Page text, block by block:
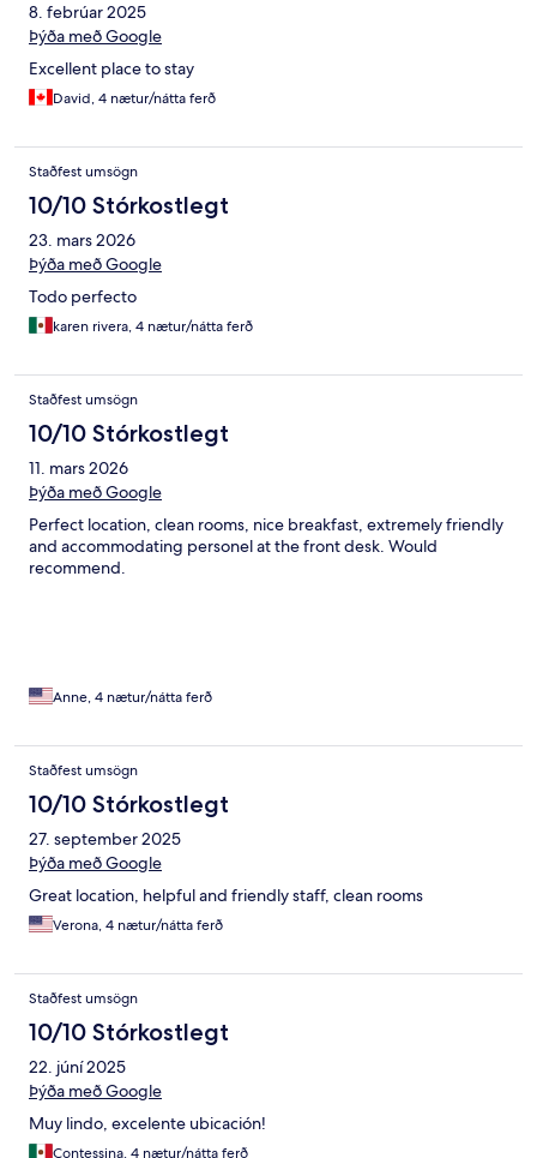
8. febrúar 2025
Þýða með Google
Excellent place to stay
David, 4 nætur/nátta ferð
Staðfest umsögn
10/10 Stórkostlegt
23. mars 2026
Þýða með Google
Todo perfecto
karen rivera, 4 nætur/nátta ferð
Staðfest umsögn
10/10 Stórkostlegt
11. mars 2026
Þýða með Google
Perfect location, clean rooms, nice breakfast, extremely friendly
and accommodating personel at the front desk. Would
recommend.
Anne, 4 nætur/nátta ferð
Staðfest umsögn
10/10 Stórkostlegt
27. september 2025
Þýða með Google
Great location, helpful and friendly staff, clean rooms
Verona, 4 nætur/nátta ferð
Staðfest umsögn
10/10 Stórkostlegt
22. júní 2025
Þýða með Google
Muy lindo, excelente ubicación!
Contessina, 4 nætur/nátta ferð